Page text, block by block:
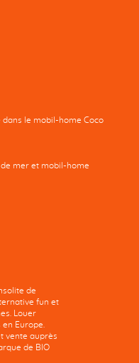
le mobil-home Coco
de mer et mobil-home
de
fun et
Louer
Europe.
vente auprès
de BIO